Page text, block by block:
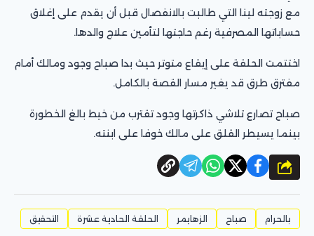
مع زوجته لينا التي طالبت بالانفصال قبل أن يقدم على إغلاق
حساباتها المصرفية رغم حاجتها لتأمين علاج والدها.
اختتمت الحلقة على إيقاع متوتر حيث بدا صباح وجود ومالك أمام
مفترق طرق قد يغير مسار القصة بالكامل.
صباح تصارع تلاشي ذاكرتها وجود تقترب من خيط بالغ الخطورة
بينما يسيطر القلق على مالك خوفا على ابنته.
شارك
بالحرام صباح الزهايمر الحلقة الحادية عشرة التحقيق